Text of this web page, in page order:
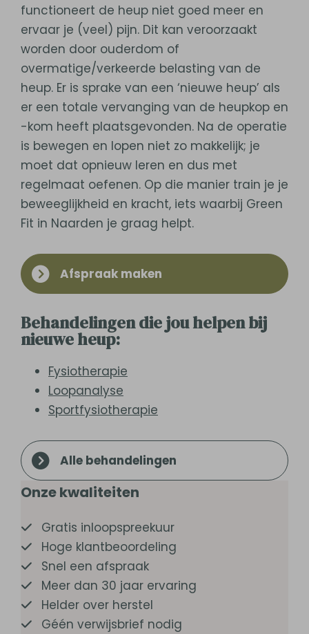
functioneert de heup niet goed meer en
ervaar je (veel) pijn. Dit kan veroorzaakt
worden door ouderdom of
overmatige/verkeerde belasting van de
heup. Er is sprake van een ‘nieuwe heup’ als
er een totale vervanging van de heupkop en
-kom heeft plaatsgevonden. Na de operatie
is bewegen en lopen niet zo makkelijk; je
moet dat opnieuw leren en dus met
regelmaat oefenen. Op die manier train je je
beweeglijkheid en kracht, iets waarbij Green
Fit in Naarden je graag helpt.
Afspraak maken
Behandelingen die jou helpen bij
nieuwe heup:
Fysiotherapie
Loopanalyse
Sportfysiotherapie
Alle behandelingen
Onze kwaliteiten
Gratis inloopspreekuur
Hoge klantbeoordeling
Snel een afspraak
Meer dan 30 jaar ervaring
Helder over herstel
Géén verwijsbrief nodig